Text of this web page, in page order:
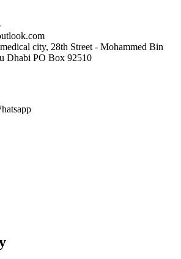
city, 28th Street - Mohammed Bin
Dhabi PO Box 92510